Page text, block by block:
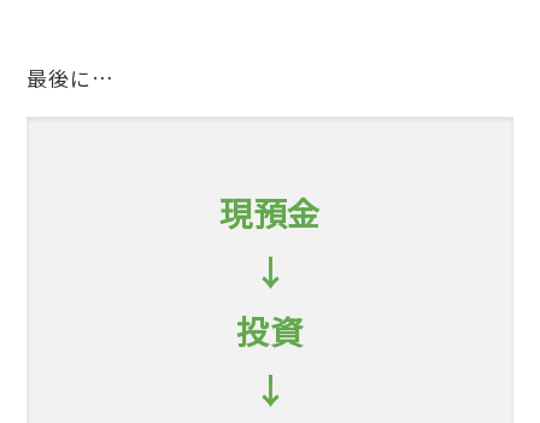
最後に…
現預金
↓
投資
↓